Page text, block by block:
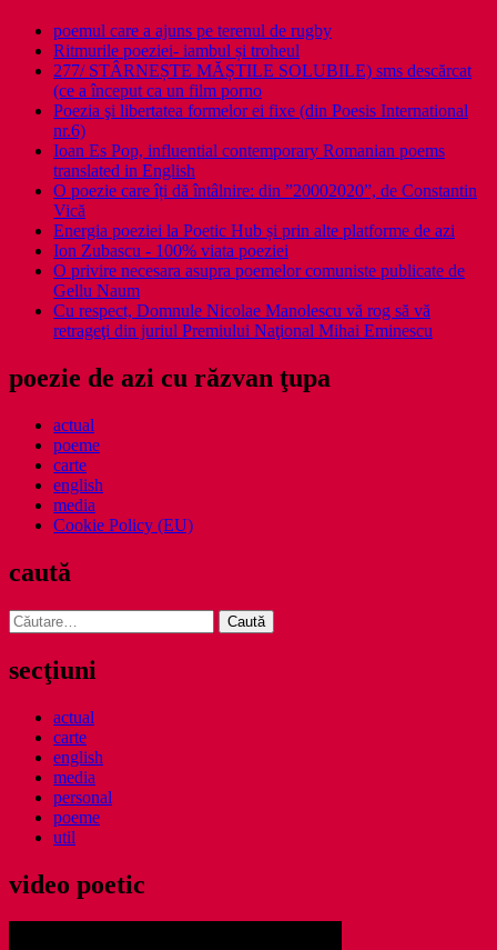
poemul care a ajuns pe terenul de rugby
Ritmurile poeziei- iambul și troheul
277/ STÂRNEȘTE MĂȘTILE SOLUBILE) sms descărcat
(ce a început ca un film porno
Poezia şi libertatea formelor ei fixe (din Poesis International
nr.6)
Ioan Es Pop, influential contemporary Romanian poems
translated in English
O poezie care îți dă întâlnire: din ”20002020”, de Constantin
Vică
Energia poeziei la Poetic Hub și prin alte platforme de azi
Ion Zubascu - 100% viata poeziei
O privire necesara asupra poemelor comuniste publicate de
Gellu Naum
Cu respect, Domnule Nicolae Manolescu vă rog să vă
retrageţi din juriul Premiului Naţional Mihai Eminescu
poezie de azi cu răzvan ţupa
actual
poeme
carte
english
media
Cookie Policy (EU)
caută
Caută
după:
secţiuni
actual
carte
english
media
personal
poeme
util
video poetic